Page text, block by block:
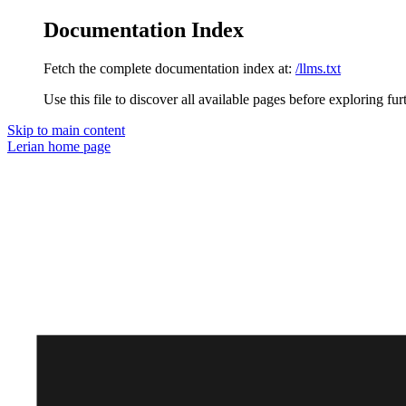
Documentation Index
Fetch the complete documentation index at: /llms.txt
Use this file to discover all available pages before exploring
Skip to main content
Lerian home page